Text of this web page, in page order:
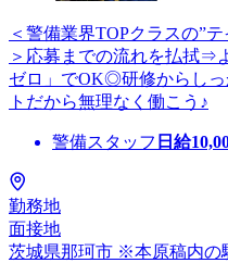
＜警備業界TOPクラスの”
＞応募までの流れを払拭⇒
ゼロ」でOK◎研修からし
トだから無理なく働こう♪
警備スタッフ 日給
勤務地
面接地
茨城県那珂市 ※本原稿内の